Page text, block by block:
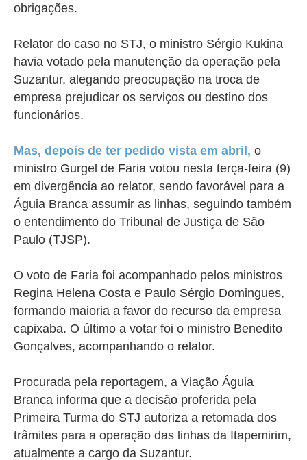
obrigações.
Relator do caso no STJ, o ministro Sérgio Kukina
havia votado pela manutenção da operação pela
Suzantur, alegando preocupação na troca de
empresa prejudicar os serviços ou destino dos
funcionários.
Mas, depois de ter pedido vista em abril, o
ministro Gurgel de Faria votou nesta terça-feira (9)
em divergência ao relator, sendo favorável para a
Águia Branca assumir as linhas, seguindo também
o entendimento do Tribunal de Justiça de São
Paulo (TJSP).
O voto de Faria foi acompanhado pelos ministros
Regina Helena Costa e Paulo Sérgio Domingues,
formando maioria a favor do recurso da empresa
capixaba. O último a votar foi o ministro Benedito
Gonçalves, acompanhando o relator.
Procurada pela reportagem, a Viação Águia
Branca informa que a decisão proferida pela
Primeira Turma do STJ autoriza a retomada dos
trâmites para a operação das linhas da Itapemirim,
atualmente a cargo da Suzantur.